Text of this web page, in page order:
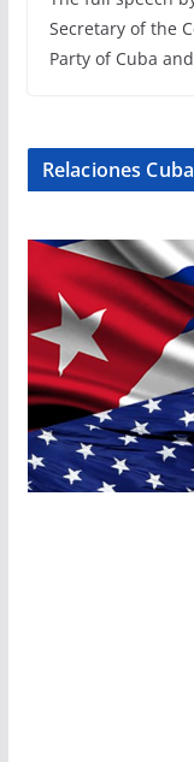
Secretary of the
Party of Cuba and
Relaciones